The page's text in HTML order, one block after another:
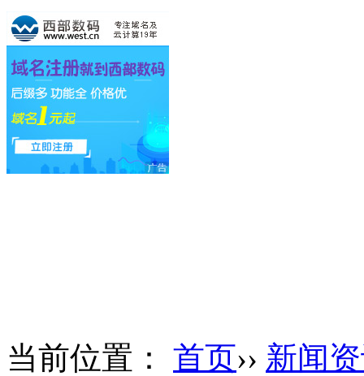
当前位置： 首页›› 新闻